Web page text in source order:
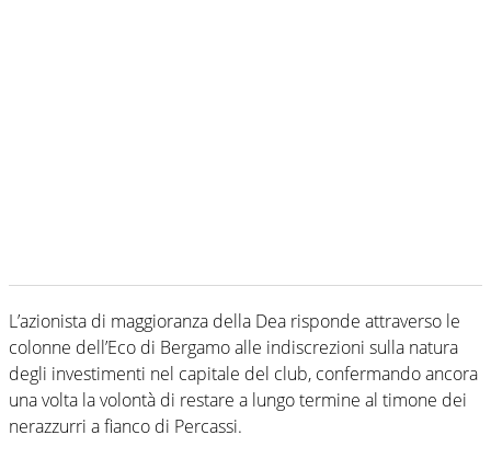
L’azionista di maggioranza della Dea risponde attraverso le
colonne dell’Eco di Bergamo alle indiscrezioni sulla natura
degli investimenti nel capitale del club, confermando ancora
una volta la volontà di restare a lungo termine al timone dei
nerazzurri a fianco di Percassi.